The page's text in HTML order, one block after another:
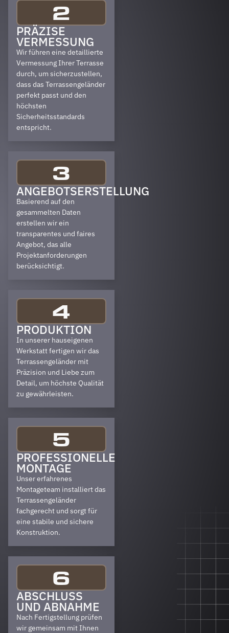
2
PRÄZISE
VERMESSUNG
Wir führen eine detaillierte
Vermessung Ihrer Terrasse
durch, um sicherzustellen,
dass das Terrassengeländer
perfekt passt und den
höchsten
Sicherheitsstandards
entspricht.
3
ANGEBOTSERSTELLUNG
Basierend auf den
gesammelten Daten
erstellen wir ein
transparentes und faires
Angebot, das alle
Projektanforderungen
berücksichtigt.
4
PRODUKTION
In unserer hauseigenen
Werkstatt fertigen wir das
Terrassengeländer mit
Präzision und Liebe zum
Detail, um höchste Qualität
zu gewährleisten.
5
PROFESSIONELLE
MONTAGE
Unser erfahrenes
Montageteam installiert das
Terrassengeländer
fachgerecht und sorgt für
eine stabile und sichere
Konstruktion.
6
ABSCHLUSS
UND ABNAHME
Nach Fertigstellung prüfen
wir gemeinsam mit Ihnen